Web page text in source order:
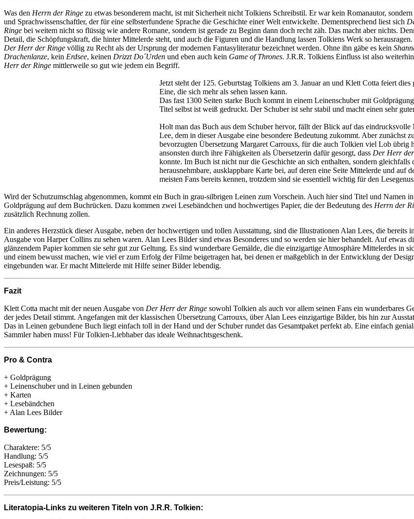
Was den Herrn der Ringe zu etwas besonderem macht, ist mit Sicherheit nicht Tolkiens Schreibstil. Er war kein Romanautor,
und Sprachwissenschaftler, der für eine selbsterfundene Sprache die Geschichte einer Welt entwickelte. Dementsprechend liest sich
Ringe bei weitem nicht so flüssig wie andere Romane, sondern ist gerade zu Beginn dann doch recht zäh. Das macht aber nichts.
Detail, die Schöpfungskraft, die hinter Mittelerde steht, und auch die Figuren und die Handlung lassen Tolkiens Werk so
Der Herr der Ringe völlig zu Recht als der Ursprung der modernen Fantasyliteratur bezeichnet werden. Ohne ihn gäbe es kein
Drachenlanze, kein Erdsee, keinen Drizzt Do´Urden und eben auch kein Game of Thrones. J.R.R. Tolkiens Einfluss ist also
Herr der Ringe mittlerweile so gut wie jedem ein Begriff.
Jetzt steht der 125. Geburtstag Tolkiens am 3. Januar an und Klett Cotta feiert
Eine, die sich mehr als sehen lassen kann.
Das fast 1300 Seiten starke Buch kommt in einem Leinenschuber mit
Titel selbst ist weiß gedruckt. Der Schuber ist sehr stabil und macht einen sehr
Holt man das Buch aus dem Schuber hervor, fällt der Blick auf das
Lee, dem in dieser Ausgabe eine besondere Bedeutung zukommt. Aber zunächst
bevorzugten Übersetzung Margaret Carrouxs, für die auch Tolkien viel Lob übrig
ansonsten durch ihre Fähigkeiten als Übersetzerin dafür gesorgt, dass Der Herr
konnte. Im Buch ist nicht nur die Geschichte an sich enthalten, sondern
herausnehmbare, ausklappbare Karte bei, auf deren eine Seite Mittelerde und auf
meisten Fans bereits kennen, trotzdem sind sie essentiell wichtig für den
Wird der Schutzumschlag abgenommen, kommt ein Buch in grau-silbrigen Leinen zum Vorschein. Auch hier sind Titel und Namen in
Goldprägung auf dem Buchrücken. Dazu kommen zwei Lesebändchen und hochwertiges Papier, die der Bedeutung des Herrn der
zusätzlich Rechnung zollen.
Ein anderes Herzstück dieser Ausgabe, neben der hochwertigen und tollen Ausstattung, sind die Illustrationen Alan Lees, die bereits
Ausgabe von Harper Collins zu sehen waren. Alan Lees Bilder sind etwas Besonderes und so werden sie hier behandelt. Auf etwas
glänzendem Papier kommen sie sehr gut zur Geltung. Es sind wunderbare Gemälde, die die einzigartige Atmosphäre Mittelerdes in
und einem bewusst machen, wie viel er zum Erfolg der Filme beigetragen hat, bei denen er maßgeblich in der Entwicklung der
eingebunden war. Er macht Mittelerde mit Hilfe seiner Bilder lebendig.
Fazit
Klett Cotta macht mit der neuen Ausgabe von Der Herr der Ringe sowohl Tolkien als auch vor allem seinen Fans ein wunderbares
der jedes Detail stimmt. Angefangen mit der klassischen Übersetzung Carrouxs, über Alan Lees einzigartige Bilder, bis hin zur
Das in Leinen gebundene Buch liegt einfach toll in der Hand und der Schuber rundet das Gesamtpaket perfekt ab. Eine einfach
Sammler haben muss! Für Tolkien-Liebhaber das ideale Weihnachtsgeschenk.
Pro & Contra
+ Goldprägung
+ Leinenschuber und in Leinen gebunden
+ Karten
+ Lesebändchen
+ Alan Lees Bilder
Bewertung:
Charaktere: 5/5
Handlung: 5/5
Lesespaß: 5/5
Zeichnungen: 5/5
Preis/Leistung: 5/5
Literatopia-Links zu weiteren Titeln von J.R.R. Tolkien: